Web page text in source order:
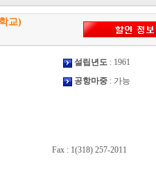
교)
설립년도: 1961
공항마중: 가능
Fax : 1(318) 257-2011